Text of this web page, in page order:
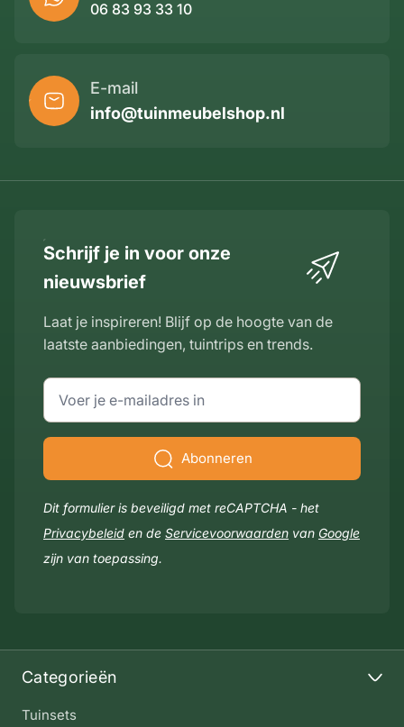
06 83 93 33 10
E-mail
info@tuinmeubelshop.nl
Categorieën
Tuinsets
Schrijf je in voor onze
nieuwsbrief
Laat je inspireren! Blijf op de hoogte van de
laatste aanbiedingen, tuintrips en trends.
E-mailadres
Abonneren
Dit formulier is beveiligd met reCAPTCHA - het
Privacybeleid en de Servicevoorwaarden van Google
zijn van toepassing.